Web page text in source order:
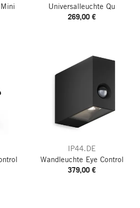
Universalleuchte Qu
269,00 €
IP44.DE
Wandleuchte Eye Control
379,00 €